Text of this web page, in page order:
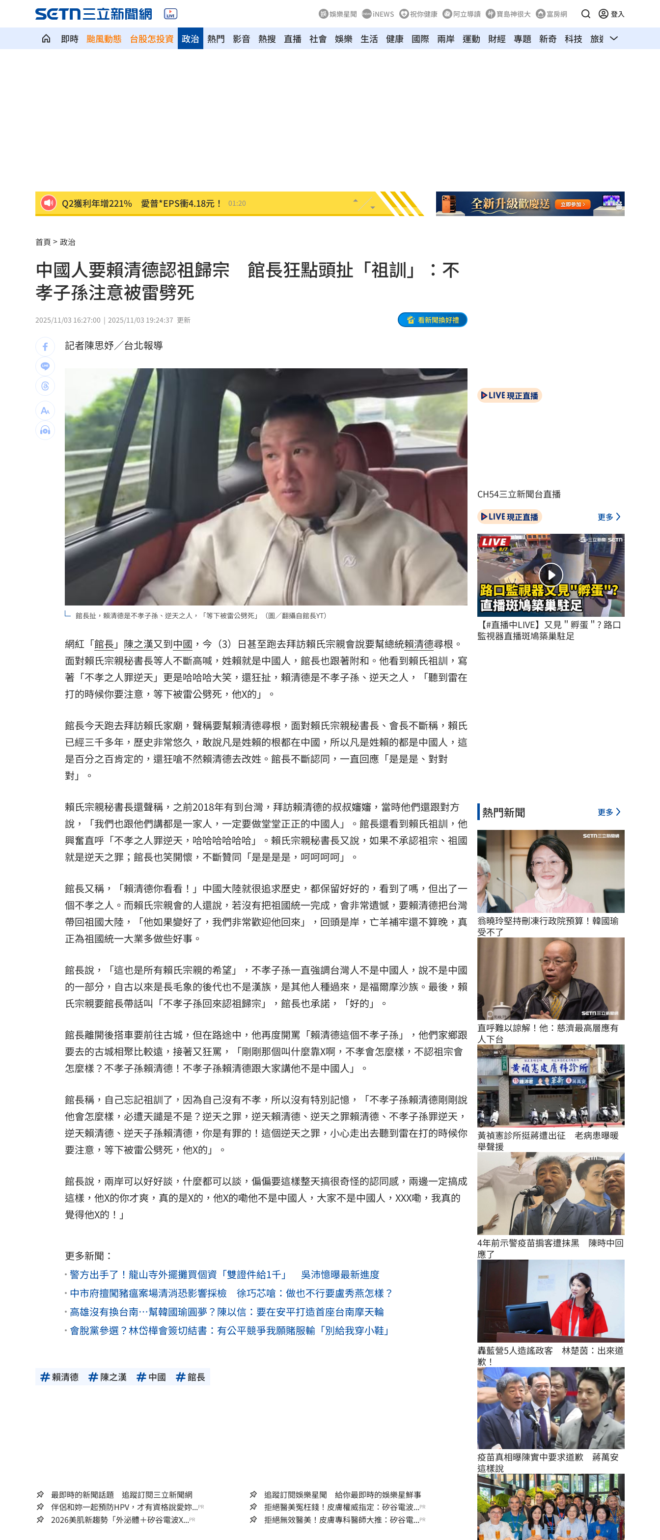
娛樂星聞 iNEWS 祝你健康 阿立導讀 寶島神很大 富房網 登入
即時 颱風動態 台股怎投資 熱門 影音 熱搜 直播
政治 社會 娛樂 生活 健康 國際 兩岸 運動 財經 專題 新奇 科技 旅遊 汽車
Q2獲利年增221% 愛普*EPS衝4.18元！ 01:20
定投10年翻逾5倍 這檔吸引存股族卡位！
新／四指齊揚！台指期飆破500點 00:48
慈濟遭詐10.6億元！全款拿回解方曝
稱龍蝦咬完就吐 爆李世宗要信徒喝精油
樂天女孩淚揭往事 愛意表達障礙遭重擊
獨／海外遊學增強外語 台人夯英、美、加
長尾獼猴失控狂襲居民！官方追查異常原因 00:26
伊波拉失控！專家憂病毒恐已突變
飲料空盒找嘸地方丟 騎車咬著遭攔查槓警 00:23
63歲章小蕙吐露心聲：後悔當年嫁給鍾鎮濤
白海豚颱風擺盪逼近！雨到「這時」才趨緩 00:19
最遺憾童年記憶空白 禹菡：當年真不懂事
台灣彩券開獎直播中 20:31
LIVE三立+24小時直播
三立iNEWS新聞台線上直播 18:00
商場戰國來臨 台中「頂奢大道」逐漸成形
「拍片人的多重宇宙」職涯論壇9/12登場！ 10:30
8國球員齊聚高雄 Formosa 7s掀足球熱潮 10:00
理想混蛋號召粉絲跨海追星吃美食！ 18:15
首頁 政治
中國人要賴清德認祖歸宗 館長狂點頭扯「祖訓」：不
孝子孫注意被雷劈死
2025/11/03 16:27:00 2025/11/03 19:24:37 更新 看新聞換好禮
記者陳思妤／台北報導
館長扯，賴清德是不孝子孫、逆天之人，「等下被雷公劈死」（圖／翻攝自館長YT）
網紅「館長 」 陳之漢又到中國 ，今（3）日甚至跑去拜訪賴氏宗親會說要幫總統賴清德尋根。
面對賴氏宗親秘書長等人不斷高喊，姓賴就是中國人，館長也跟著附和。他看到賴氏祖訓，寫
著「不孝之人罪逆天」更是哈哈哈大笑，還狂扯，賴清德是不孝子孫、逆天之人，「聽到雷在
打的時候你要注意，等下被雷公劈死，他X的」。
館長今天跑去拜訪賴氏家廟，聲稱要幫賴清德尋根，面對賴氏宗親秘書長、會長不斷稱，賴氏
已經三千多年，歷史非常悠久，敢說凡是姓賴的根都在中國，所以凡是姓賴的都是中國人，這
是百分之百肯定的，還狂嗆不然賴清德去改姓。館長不斷認同，一直回應「是是是、對對
對」。
賴氏宗親秘書長還聲稱，之前2018年有到台灣，拜訪賴清德的叔叔嬸嬸，當時他們還跟對方
說，「我們也跟他們講都是一家人，一定要做堂堂正正的中國人」。館長還看到賴氏祖訓，他
興奮直呼「不孝之人罪逆天，哈哈哈哈哈哈」。賴氏宗親秘書長又說，如果不承認祖宗、祖國
就是逆天之罪；館長也笑開懷，不斷贊同「是是是是，呵呵呵呵」。
館長又稱，「賴清德你看看！」中國大陸就很追求歷史，都保留好好的，看到了嗎，但出了一
個不孝之人。而賴氏宗親會的人還說，若沒有把祖國統一完成，會非常遺憾，要賴清德把台灣
帶回祖國大陸，「他如果變好了，我們非常歡迎他回來」，回頭是岸，亡羊補牢還不算晚，真
正為祖國統一大業多做些好事。
館長說，「這也是所有賴氏宗親的希望」，不孝子孫一直強調台灣人不是中國人，說不是中國
的一部分，自古以來是長毛象的後代也不是漢族，是其他人種過來，是福爾摩沙族。最後，賴
氏宗親要館長帶話叫「不孝子孫回來認祖歸宗」，館長也承諾，「好的」。
館長離開後搭車要前往古城，但在路途中，他再度開罵「賴清德這個不孝子孫」，他們家鄉跟
要去的古城相聚比較遠，接著又狂罵，「剛剛那個叫什麼靠X啊，不孝會怎麼樣，不認祖宗會
怎麼樣？不孝子孫賴清德！不孝子孫賴清德跟大家講他不是中國人」。
館長稱，自己忘記祖訓了，因為自己沒有不孝，所以沒有特別記憶，「不孝子孫賴清德剛剛說
他會怎麼樣，必遭天譴是不是？逆天之罪，逆天賴清德、逆天之罪賴清德、不孝子孫罪逆天，
逆天賴清德、逆天子孫賴清德，你是有罪的！這個逆天之罪，小心走出去聽到雷在打的時候你
要注意，等下被雷公劈死，他X的」。
館長說，兩岸可以好好談，什麼都可以談，偏偏要這樣整天搞很奇怪的認同感，兩邊一定搞成
這樣，他X的你才爽，真的是X的，他X的嘞他不是中國人，大家不是中國人，XXX嘞，我真的
覺得他X的！」
更多新聞：
警方出手了！龍山寺外擺攤買個資「雙證件給1千」 吳沛憶曝最新進度
中市府擅闖豬瘟案場清消恐影響採檢 徐巧芯嗆：做也不行要盧秀燕怎樣？
高雄沒有換台南…幫韓國瑜圓夢？陳以信：要在安平打造首座台南摩天輪
會脫黨參選？林岱樺會簽切結書：有公平競爭我願賭服輸「別給我穿小鞋」
賴清德 陳之漢 中國 館長
最即時的新聞話題 追蹤訂閱三立新聞網
追蹤訂閱娛樂星聞 給你最即時的娛樂星鮮事
伴侶和妳一起預防HPV，才有資格說愛妳...PR 拒絕醫美冤枉錢！皮膚權威指定：矽谷電波...PR
2026美肌新趨勢「外泌體＋矽谷電波X...PR 拒絕無效醫美！皮膚專科醫師大推：矽谷電...PR
現正直播
CH54三立新聞台直播
現正直播 更多
【#直播中LIVE】又見＂孵蛋＂? 路口
監視器直播斑鳩築巢駐足
熱門新聞 更多
翁曉玲堅持刪凍行政院預算！韓國瑜
受不了
直呼難以諒解！他：慈濟最高層應有
人下台
黃禎憲診所挺蔣遭出征　老病患曝暖
舉聲援
4年前示警疫苗掮客遭抹黑　陳時中回
應了
轟藍營5人造謠政客　林楚茵：出來道
歉！
疫苗真相曝陳實中要求道歉　蔣萬安
這樣說